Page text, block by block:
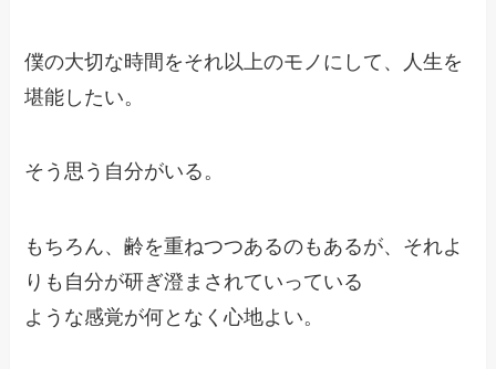
僕の大切な時間をそれ以上のモノにして、人生を
堪能したい。
そう思う自分がいる。
もちろん、齢を重ねつつあるのもあるが、それよ
りも自分が研ぎ澄まされていっている
ような感覚が何となく心地よい。